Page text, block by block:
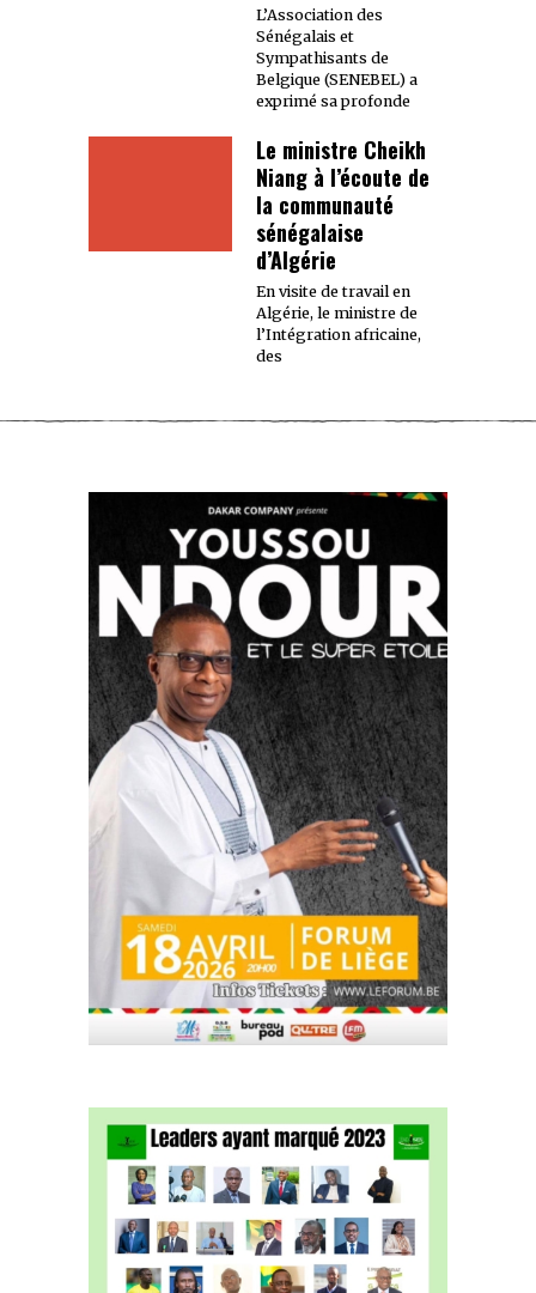
L’Association des
Sénégalais et
Sympathisants de
Belgique (SENEBEL) a
exprimé sa profonde
Le ministre Cheikh
Niang à l’écoute de
la communauté
sénégalaise
d’Algérie
En visite de travail en
Algérie, le ministre de
l’Intégration africaine,
des